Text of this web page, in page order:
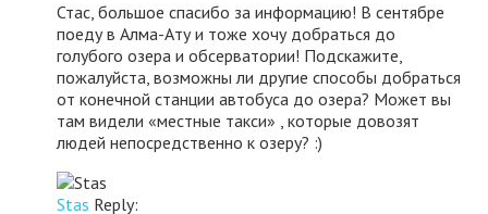
Стас, большое спасибо за информацию! В сентябре
поеду в Алма-Ату и тоже хочу добраться до
голубого озера и обсерватории! Подскажите,
пожалуйста, возможны ли другие способы добраться
от конечной станции автобуса до озера? Может вы
там видели «местные такси» , которые довозят
людей непосредственно к озеру? :)
Stas Reply: